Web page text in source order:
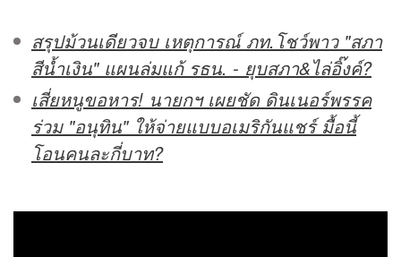
สรุปม้วนเดียวจบ เหตุการณ์ ภท.โชว์พาว "สภา
สีน้ำเงิน" แผนล่มแก้ รธน. - ยุบสภา&ไล่อิ๊งค์?
เสี่ยหนูขอหาร! นายกฯ เผยชัด ดินเนอร์พรรค
ร่วม "อนุทิน" ให้จ่ายแบบอเมริกันแชร์ มื้อนี้
โอนคนละกี่บาท?